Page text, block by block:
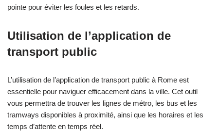
pointe pour éviter les foules et les retards.
Utilisation de l’application de
transport public
L’utilisation de l’application de transport public à Rome est
essentielle pour naviguer efficacement dans la ville. Cet outil
vous permettra de trouver les lignes de métro, les bus et les
tramways disponibles à proximité, ainsi que les horaires et les
temps d’attente en temps réel.